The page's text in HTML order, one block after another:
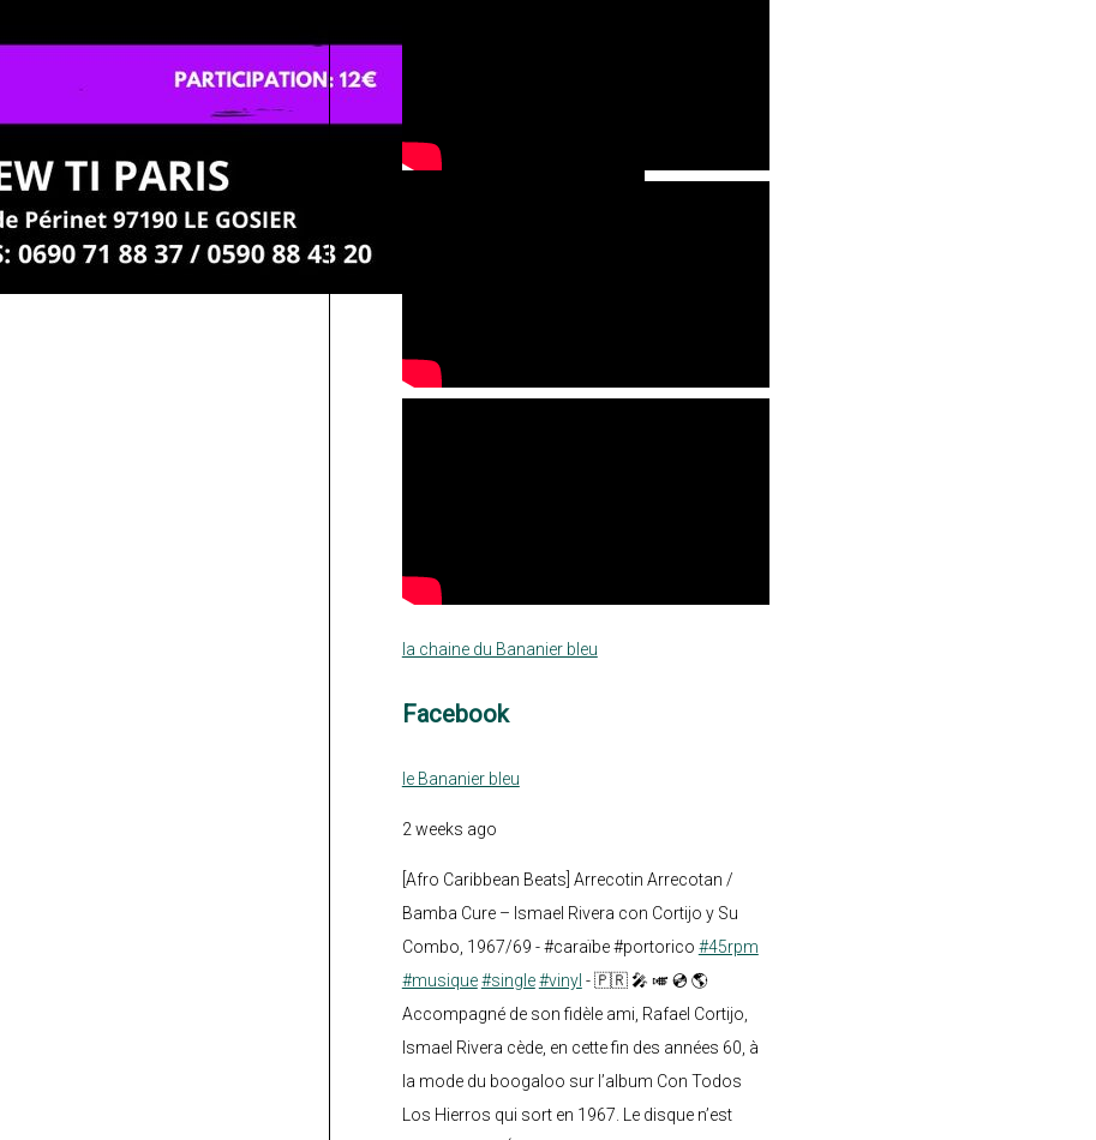
la chaine du Bananier bleu
Facebook
le Bananier bleu
2 weeks ago
[Afro Caribbean Beats] Arrecotin Arrecotan /
Bamba Cure – Ismael Rivera con Cortijo y Su
Combo, 1967/69 - #caraïbe #portorico #45rpm
#musique #single #vinyl - 🇵🇷 🎤 🎺 💿 🌎
Accompagné de son fidèle ami, Rafael Cortijo,
Ismael Rivera cède, en cette fin des années 60, à
la mode du boogaloo sur l’album Con Todos
Los Hierros qui sort en 1967. Le disque n’est